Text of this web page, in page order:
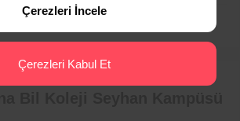
Çerezleri İncele
Çerezleri Kabul Et